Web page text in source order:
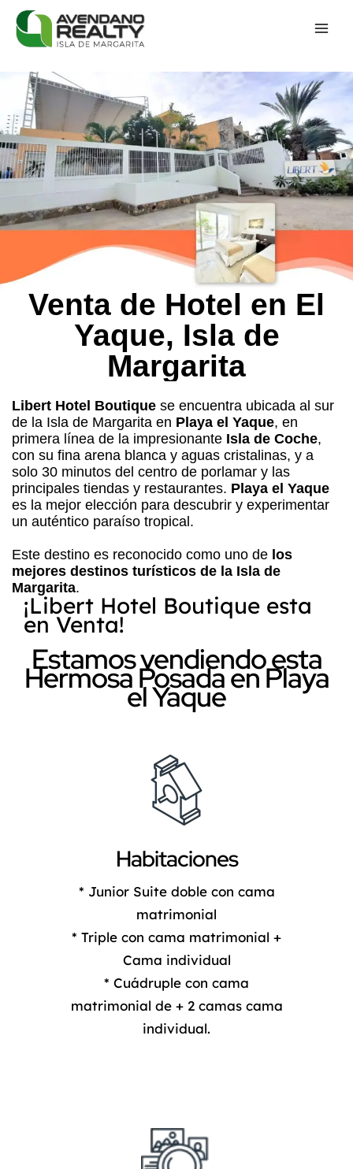
Venta de Hotel en El
Yaque, Isla de
Margarita
Libert Hotel Boutique se encuentra ubicada al sur
de la Isla de Margarita en Playa el Yaque, en
primera línea de la impresionante Isla de Coche,
con su fina arena blanca y aguas cristalinas, y a
solo 30 minutos del centro de porlamar y las
principales tiendas y restaurantes. Playa el Yaque
es la mejor elección para descubrir y experimentar
un auténtico paraíso tropical.
Este destino es reconocido como uno de los
mejores destinos turísticos de la Isla de
Margarita.
¡Libert Hotel Boutique esta
en Venta!
Estamos vendiendo esta
Hermosa Posada en Playa
el Yaque
Habitaciones
* Junior Suite doble con cama
matrimonial
* Triple con cama matrimonial +
Cama individual
* Cuádruple con cama
matrimonial de + 2 camas cama
individual.